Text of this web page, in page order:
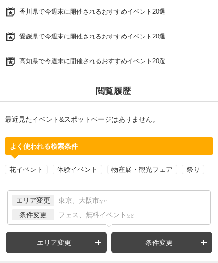
香川県で今週末に開催されるおすすめイベント20選
愛媛県で今週末に開催されるおすすめイベント20選
高知県で今週末に開催されるおすすめイベント20選
閲覧履歴
最近見たイベント&スポットページはありません。
よく使われる検索条件
花イベント 体験イベント 物産展・観光フェア 祭り
エリア変更 東京、大阪市 など
条件変更 フェス、無料イベント など
エリア変更 条件変更